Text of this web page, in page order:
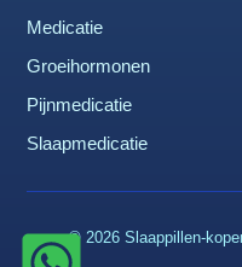
Medicatie
Groeihormonen
Pijnmedicatie
Slaapmedicatie
© 2026 Slaappillen-